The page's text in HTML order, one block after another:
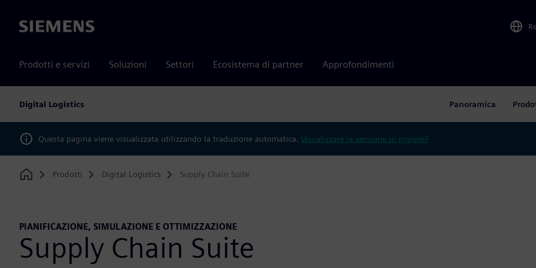
Siemens
Prodotti e servizi Soluzioni Settori Ecosistema di partner Approfondimenti
Digital Logistics Panoramica
Questa pagina viene visualizzata utilizzando la traduzione automatica. Visualizzare la versione in inglese?
Home
Prodotti Digital Logistics Supply Chain Suite
PIANIFICAZIONE, SIMULAZIONE E OTTIMIZZAZIONE
Supply Chain Suite